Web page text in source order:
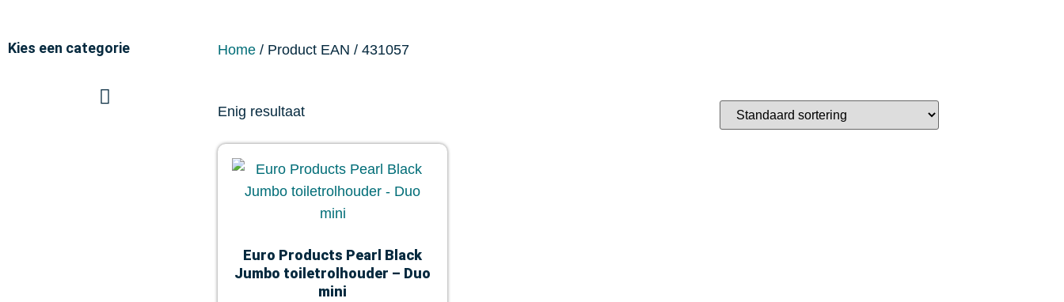
Kies een categorie Home/ Product EAN / 431057
Enig resultaat
Euro Products Pearl Black
Jumbo toiletrolhouder – Duo
mini